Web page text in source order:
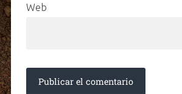
Web